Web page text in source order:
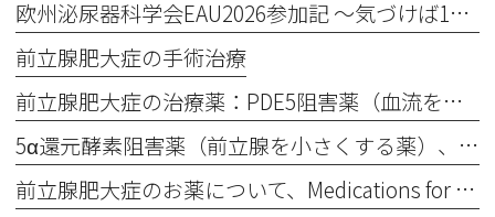
欧州泌尿器科学会EAU2026参加記 〜気づけば1か月、そしてまだ余韻の中〜
前立腺肥大症の手術治療
前立腺肥大症の治療薬：PDE5阻害薬（血流を良くして症状改善）、③ PDE5 Inhibitors
5α還元酵素阻害薬（前立腺を小さくする薬）、5α-Reductase Inhibitors
前立腺肥大症のお薬について、Medications for Benign Prostatic Hyperplasia (BPH)